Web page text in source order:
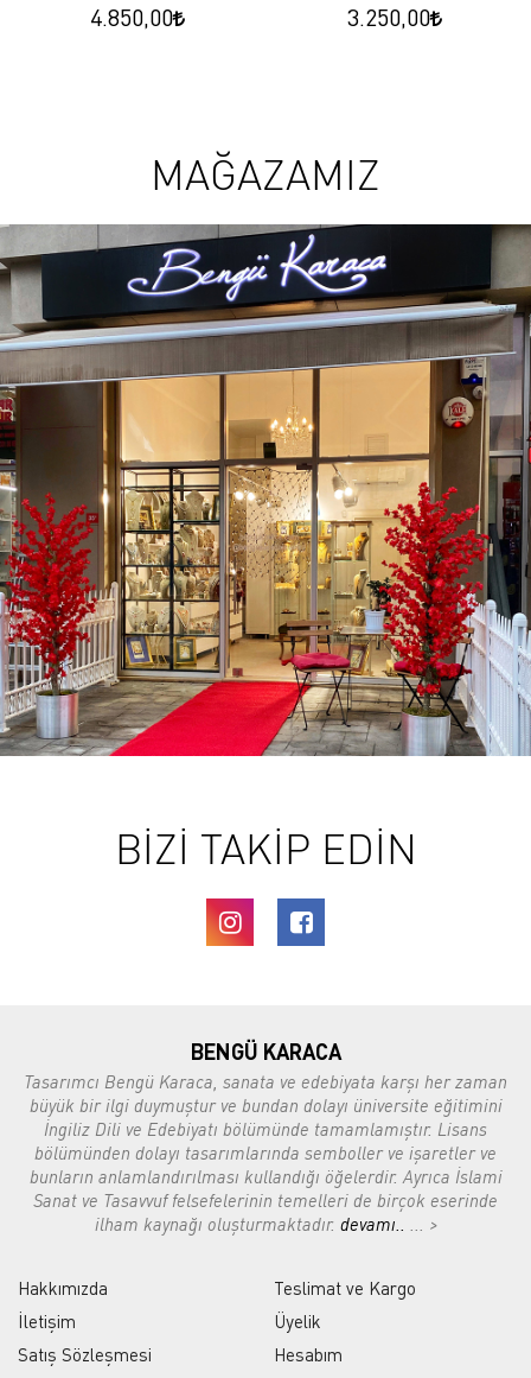
4.850,00 3.250,00
MAĞAZAMIZ
BİZİ TAKİP EDİN
BENGÜ KARACA
Tasarımcı Bengü Karaca, sanata ve edebiyata karşı her zaman
büyük bir ilgi duymuştur ve bundan dolayı üniversite eğitimini
İngiliz Dili ve Edebiyatı bölümünde tamamlamıştır. Lisans
bölümünden dolayı tasarımlarında semboller ve işaretler ve
bunların anlamlandırılması kullandığı öğelerdir. Ayrıca İslami
Sanat ve Tasavvuf felsefelerinin temelleri de birçok eserinde
ilham kaynağı oluşturmaktadır. devamı.. ... >
Hakkımızda
İletişim
Satış Sözleşmesi
Teslimat ve Kargo
Üyelik
Hesabım